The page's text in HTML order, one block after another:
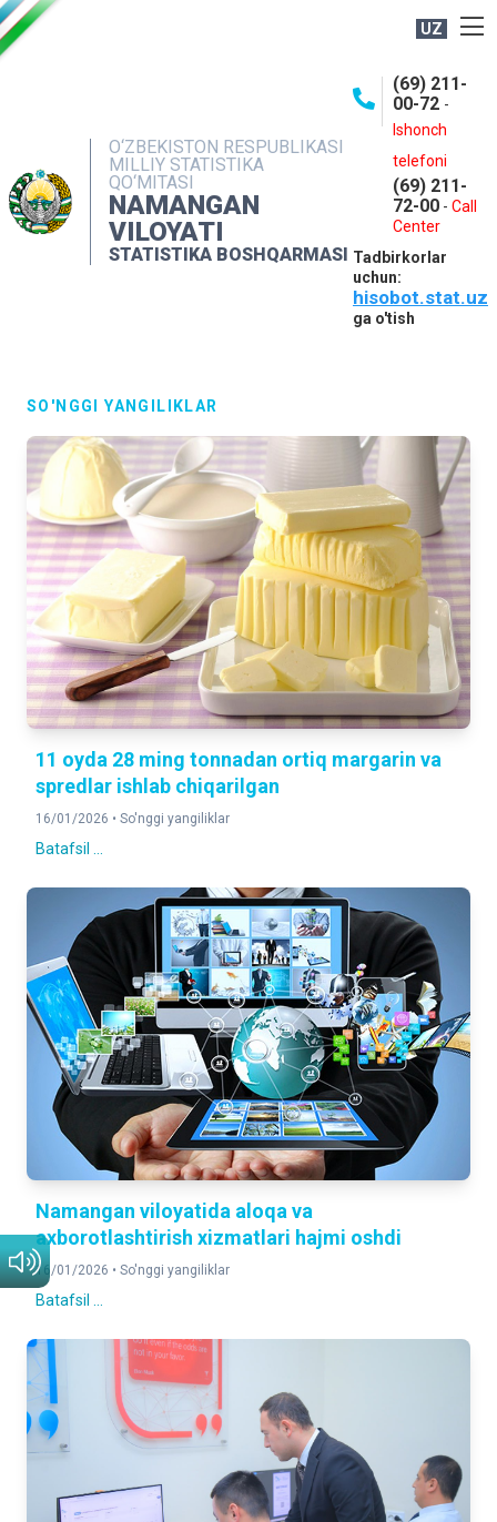
UZ
O‘ZBEKISTON RESPUBLIKASI
MILLIY STATISTIKA
QO‘MITASI
NAMANGAN
VILOYATI
STATISTIKA BOSHQARMASI
(69) 211-
00-72 -
Ishonch
telefoni
(69) 211-
72-00 - Call
Center
Tadbirkorlar
uchun:
hisobot.stat.uz
ga o'tish
NASHRLAR
INTERAKTIV XIZMATLAR
MATBUOT XIZMATI
MUROJAATLAR
SO'NGGI YANGILIKLAR
11 oyda 28 ming tonnadan ortiq margarin va
spredlar ishlab chiqarilgan
16/01/2026 • So'nggi yangiliklar
Batafsil ...
Namangan viloyatida aloqa va
axborotlashtirish xizmatlari hajmi oshdi
16/01/2026 • So'nggi yangiliklar
Batafsil ...